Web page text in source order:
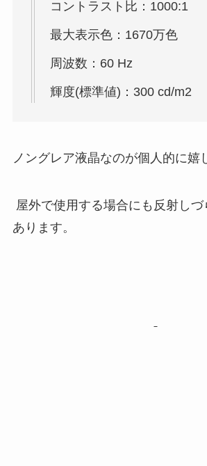
コントラスト比：1000:1
最大表示色：1670万色
周波数：60 Hz
輝度(標準値)：300 cd/m2
ノングレア液晶なのが個人的に嬉
屋外で使用する場合にも反射し
あります。